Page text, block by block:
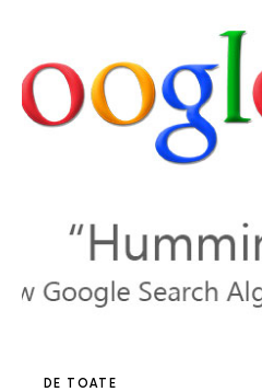
DE TOATE